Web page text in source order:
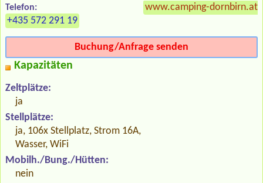
Telefon:
+435 572 291 19
www.camping-dornbirn.at
Buchung/Anfrage senden
Kapazitäten
Zeltplätze:
ja
Stellplätze:
ja, 106x Stellplatz, Strom 16A,
Wasser, WiFi
Mobilh./Bung./Hütten:
nein